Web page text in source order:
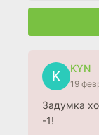
K
KYN
19
Задумка
-1!